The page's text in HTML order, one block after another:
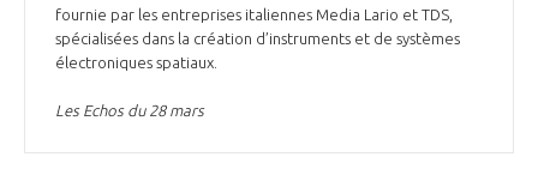
fournie par les entreprises italiennes Media Lario et TDS,
spécialisées dans la création d’instruments et de systèmes
électroniques spatiaux.
Les Echos du 28 mars